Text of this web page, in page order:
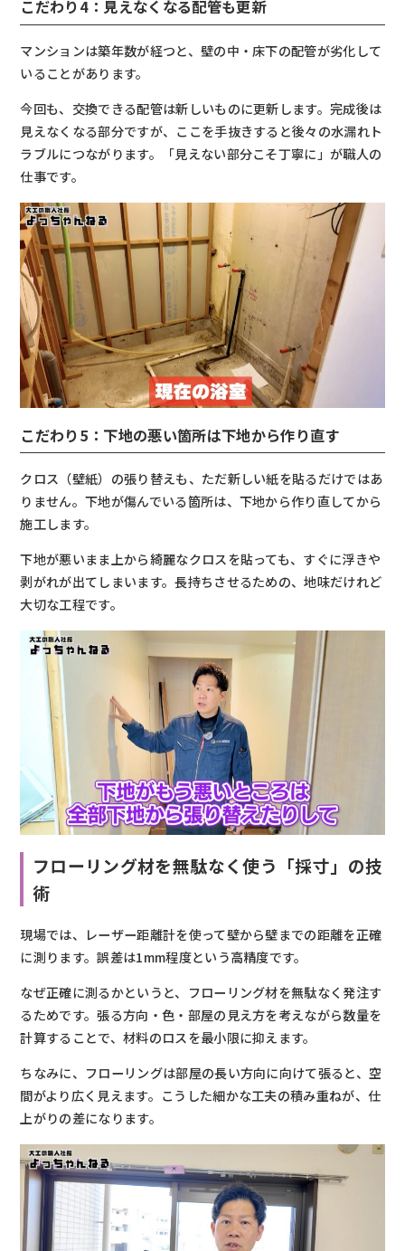
こだわり4：見えなくなる配管も更新
マンションは築年数が経つと、壁の中・床下の配管が劣化して
いることがあります。
今回も、交換できる配管は新しいものに更新します。完成後は
見えなくなる部分ですが、ここを手抜きすると後々の水漏れト
ラブルにつながります。「見えない部分こそ丁寧に」が職人の
仕事です。
こだわり5：下地の悪い箇所は下地から作り直す
クロス（壁紙）の張り替えも、ただ新しい紙を貼るだけではあ
りません。下地が傷んでいる箇所は、下地から作り直してから
施工します。
下地が悪いまま上から綺麗なクロスを貼っても、すぐに浮きや
剥がれが出てしまいます。長持ちさせるための、地味だけれど
大切な工程です。
フローリング材を無駄なく使う「採寸」の技
術
現場では、レーザー距離計を使って壁から壁までの距離を正確
に測ります。誤差は1mm程度という高精度です。
なぜ正確に測るかというと、フローリング材を無駄なく発注す
るためです。張る方向・色・部屋の見え方を考えながら数量を
計算することで、材料のロスを最小限に抑えます。
ちなみに、フローリングは部屋の長い方向に向けて張ると、空
間がより広く見えます。こうした細かな工夫の積み重ねが、仕
上がりの差になります。